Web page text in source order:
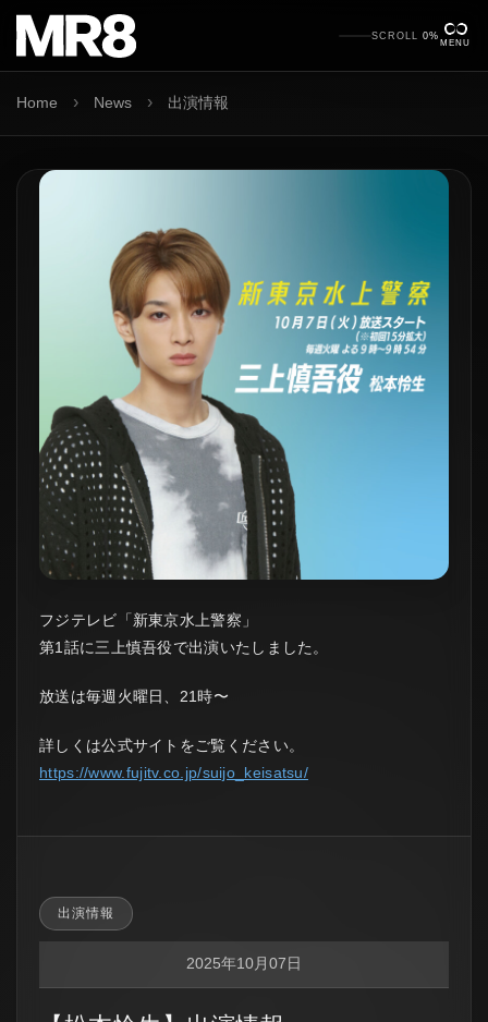
SCROLL 0%
MENU
Home › News › 出演情報
フジテレビ「新東京水上警察」
第1話に三上慎吾役で出演いたしました。
放送は毎週火曜日、21時〜
詳しくは公式サイトをご覧ください。
https://www.fujitv.co.jp/suijo_keisatsu/
出演情報
2025年10月07日